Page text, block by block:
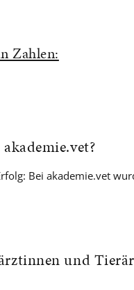
Zahlen:
Bei akademie.vet
und